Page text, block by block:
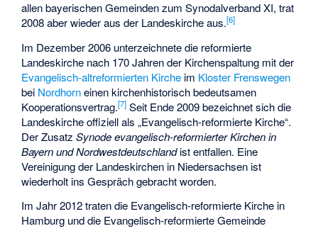
allen bayerischen Gemeinden zum Synodalverband XI, trat
2008 aber wieder aus der Landeskirche aus.[6]
Im Dezember 2006 unterzeichnete die reformierte
Landeskirche nach 170 Jahren der Kirchenspaltung mit der
Evangelisch-altreformierten Kirche im Kloster Frenswegen
bei Nordhorneinen kirchenhistorisch bedeutsamen
Kooperationsvertrag.[7] Seit Ende 2009 bezeichnet sich die
Landeskirche offiziell als „Evangelisch-reformierte Kirche“.
Der ZusatzSynode evangelisch-reformierter Kirchen in
Bayern und Nordwestdeutschlandist entfallen. Eine
Vereinigung der Landeskirchen in Niedersachsen ist
wiederholt ins Gespräch gebracht worden.
Im Jahr 2012 traten die Evangelisch-reformierte Kirche in
Hamburg und die Evangelisch-reformierte Gemeinde